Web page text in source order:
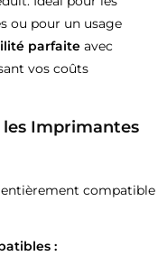
ou pour un usage
parfaite avec
vos coûts
Imprimantes
compatible
: